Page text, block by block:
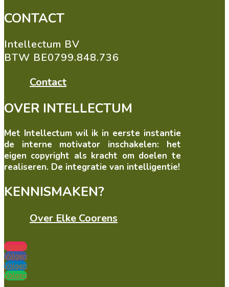
CONTACT
Intellectum BV
BTW BE0799.848.736
Contact
OVER INTELLECTUM
Met Intellectum wil ik in eerste instantie
de interne motivator inschakelen: het
eigen copyright als kracht om doelen te
realiseren. De integratie van intelligentie!
KENNISMAKEN?
Over Elke Coorens
Volgen
Volgen
Volgen
Volgen